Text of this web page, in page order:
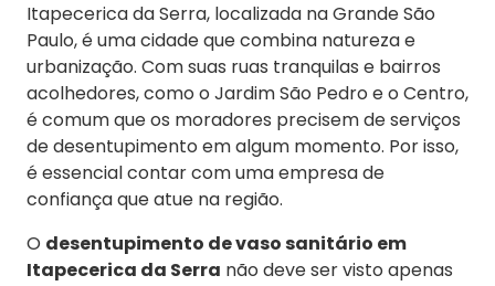
Itapecerica da Serra, localizada na Grande São
Paulo, é uma cidade que combina natureza e
urbanização. Com suas ruas tranquilas e bairros
acolhedores, como o Jardim São Pedro e o Centro,
é comum que os moradores precisem de serviços
de desentupimento em algum momento. Por isso,
é essencial contar com uma empresa de
confiança que atue na região.
O desentupimento de vaso sanitário em
Itapecerica da Serra não deve ser visto apenas